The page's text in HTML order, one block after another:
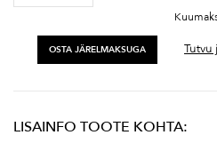
OSTA JÄRELMAKSUGA Tutvu
LISAINFO TOOTE KOHTA: